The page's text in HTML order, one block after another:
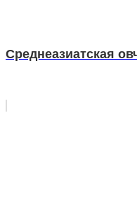
Среднеазиатская